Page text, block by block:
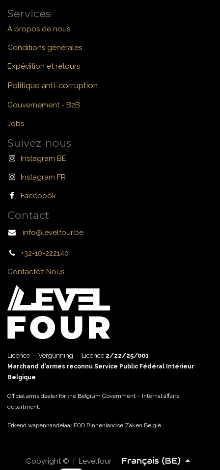
Services
À propos de nous
Conditions générales
Expédition et retours
Politique anti-corruption
Gouvernement - B2B
Jobs
Suivez-nous
Instagram BE
Instagram FR
Facebook
Contact
info@levelfour.be
+32-10-222140
Contactez Nous
Licence - Vergunning - Licence 2/22/25/001
Marchand d’armes reconnu Service Public Fédéral Intérieur
Belgique
Official arms dealer for the Belgium Government – Internal affairs
department.
Erkend wapenhandelaar FOD Binnenlandse Zaken België
Copyright © | Levelfour Français (BE)